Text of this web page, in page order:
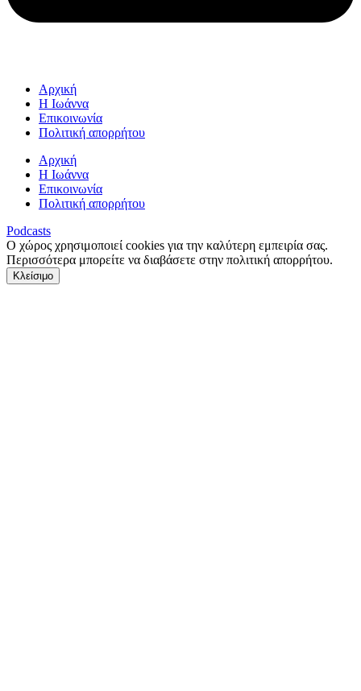
Αρχική
Η Ιωάννα
Επικοινωνία
Πολιτική απορρήτου
Αρχική
Η Ιωάννα
Επικοινωνία
Πολιτική απορρήτου
Podcasts
Ο χώρος χρησιμοποιεί cookies για την καλύτερη εμπειρία σας.
Περισσότερα μπορείτε να διαβάσετε στην πολιτική απορρήτου.
Κλείσιμο